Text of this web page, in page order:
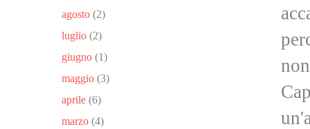
agosto(2)
luglio(2)
giugno(1)
maggio(3)
aprile(6)
marzo(4)